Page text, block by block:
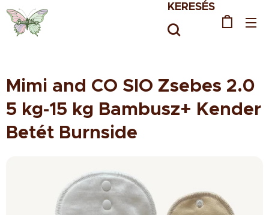
KERESÉS
Mimi and CO SIO Zsebes 2.0
5 kg-15 kg Bambusz+ Kender
Betét Burnside